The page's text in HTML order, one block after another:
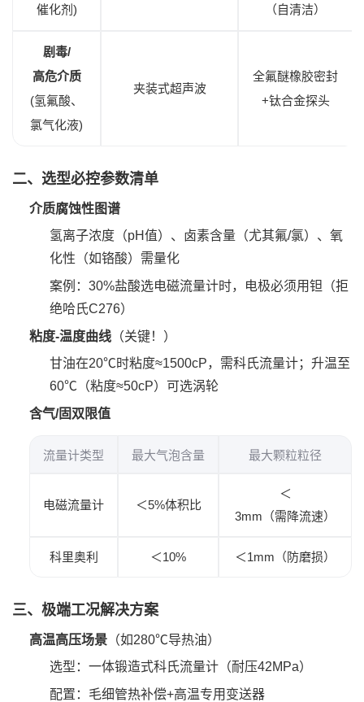
催化剂)
（自清洁）
剧毒/
高危介质
(氢氟酸、
氯气化液)
夹装式超声波
全氟醚橡胶密封
+钛合金探头
二、选型必控参数清单
介质腐蚀性图谱
氢离子浓度（pH值）、卤素含量（尤其氟/氯）、氧
化性（如铬酸）需量化
案例：30%盐酸选电磁流量计时，电极必须用钽（拒
绝哈氏C276）
粘度-温度曲线 ‌（关键！）
甘油在20℃时粘度≈1500cP，需科氏流量计；升温至
60℃（粘度≈50cP）可选涡轮
含气/固双限值
流量计类型 最大气泡含量 最大颗粒粒径
电磁流量计 ＜5%体积比
＜
3mm（需降流速）
科里奥利 ＜10% ＜1mm（防磨损）
三、极端工况解决方案
高温高压场景 ‌（如280℃导热油）
选型：一体锻造式科氏流量计（耐压42MPa）
配置：毛细管热补偿+高温专用变送器